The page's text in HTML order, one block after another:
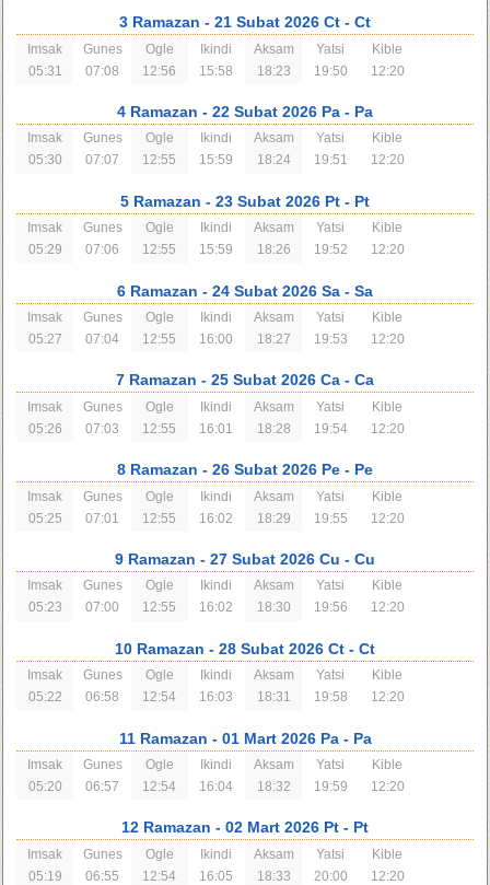
3 Ramazan - 21 Subat 2026 Ct - Ct
Imsak
05:31
Gunes
07:08
Ogle
12:56
Ikindi
15:58
Aksam
18:23
Yatsi
19:50
Kible
12:20
4 Ramazan - 22 Subat 2026 Pa - Pa
Imsak
05:30
Gunes
07:07
Ogle
12:55
Ikindi
15:59
Aksam
18:24
Yatsi
19:51
Kible
12:20
5 Ramazan - 23 Subat 2026 Pt - Pt
Imsak
05:29
Gunes
07:06
Ogle
12:55
Ikindi
15:59
Aksam
18:26
Yatsi
19:52
Kible
12:20
6 Ramazan - 24 Subat 2026 Sa - Sa
Imsak
05:27
Gunes
07:04
Ogle
12:55
Ikindi
16:00
Aksam
18:27
Yatsi
19:53
Kible
12:20
7 Ramazan - 25 Subat 2026 Ca - Ca
Imsak
05:26
Gunes
07:03
Ogle
12:55
Ikindi
16:01
Aksam
18:28
Yatsi
19:54
Kible
12:20
8 Ramazan - 26 Subat 2026 Pe - Pe
Imsak
05:25
Gunes
07:01
Ogle
12:55
Ikindi
16:02
Aksam
18:29
Yatsi
19:55
Kible
12:20
9 Ramazan - 27 Subat 2026 Cu - Cu
Imsak
05:23
Gunes
07:00
Ogle
12:55
Ikindi
16:02
Aksam
18:30
Yatsi
19:56
Kible
12:20
10 Ramazan - 28 Subat 2026 Ct - Ct
Imsak
05:22
Gunes
06:58
Ogle
12:54
Ikindi
16:03
Aksam
18:31
Yatsi
19:58
Kible
12:20
11 Ramazan - 01 Mart 2026 Pa- Pa
Imsak
05:20
Gunes
06:57
Ogle
12:54
Ikindi
16:04
Aksam
18:32
Yatsi
19:59
Kible
12:20
12 Ramazan - 02 Mart 2026 Pt - Pt
Imsak
05:19
Gunes
06:55
Ogle
12:54
Ikindi
16:05
Aksam
18:33
Yatsi
20:00
Kible
12:20